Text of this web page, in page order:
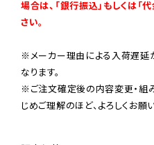
場合は、「銀行振込」もしくは「
さい。
※メーカー理由による入荷遅延
なります。
※ご注文確定後の内容変更・組
じめご理解のほど、よろしくお願